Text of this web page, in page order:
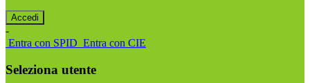
-
Entra con SPID Entra con CIE
Seleziona utente